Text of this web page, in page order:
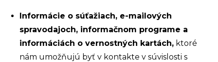
Informácie o súťažiach, e-mailových
spravodajoch, informačnom programe a
informáciách o vernostných kartách, ktoré
nám umožňujú byť v kontakte v súvislosti s